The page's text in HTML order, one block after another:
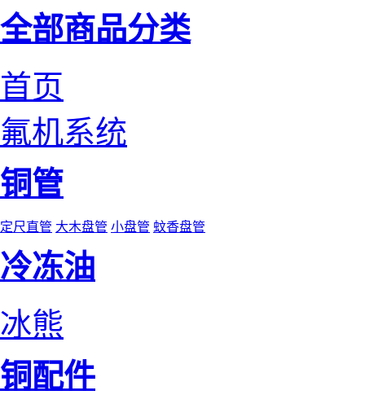
全部商品分类
首页
氟机系统
铜管
定尺直管 大木盘管 小盘管 蚊香盘管
冷冻油
冰熊
铜配件